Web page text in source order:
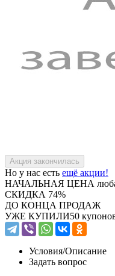
Но у нас есть ещё акции!
НАЧАЛЬНАЯ ЦЕНА
СКИДКА 74%
ДО КОНЦА ПРОДАЖ
УЖЕ КУПИЛИ50
Условия/Описание
Задать вопрос